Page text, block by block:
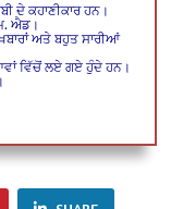
ਦੇ ਕਹਾਣੀਕਾਰ ਹਨ।
ਐਡ।
ਅਤੇ ਬਹੁਤ ਸਾਰੀਆਂ
ਵਿੱਚੋਂ ਲਏ ਗਏ ਹੁੰਦੇ ਹਨ।